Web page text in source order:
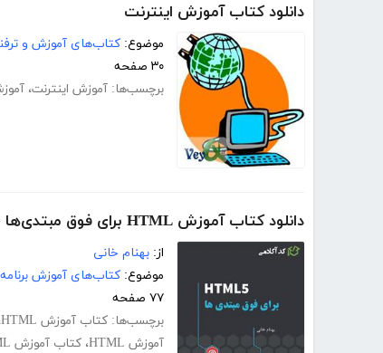
دانلود کتاب آموزش اینترنت
موضوع: کتاب‌های آموزش و
۳۰ صفحه
برچسب‌ها: آموزش اینترنت،
دانلود کتاب آموزش HTML برای فوق مبتدی‌ها - الفبای طراحی وب
از: بهنام خانی
موضوع: کتاب‌های آموزش
۷۷ صفحه
برچسب‌ها: کتاب آموزش HTML
آموزش HTML
، کتاب آموزش HTML